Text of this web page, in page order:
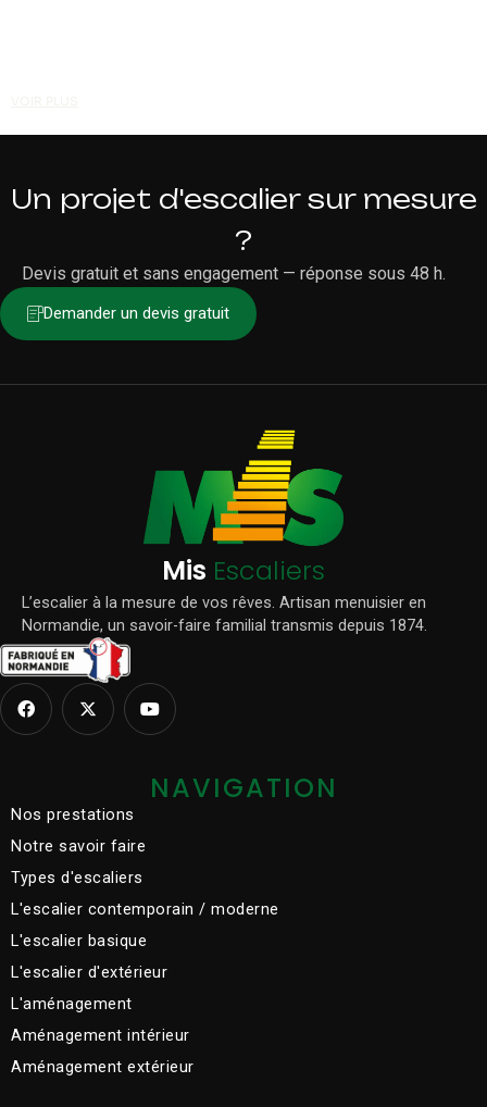
Un projet d'escalier sur mesure
?
Devis gratuit et sans engagement — réponse sous 48 h.
Demander un devis gratuit
Mis Escaliers
L’escalier à la mesure de vos rêves. Artisan menuisier en
Normandie, un savoir-faire familial transmis depuis 1874.
NAVIGATION
Nos prestations
Notre savoir faire
Types d'escaliers
L'escalier contemporain / moderne
L'escalier basique
L'escalier d'extérieur
L'aménagement
Aménagement intérieur
Aménagement extérieur